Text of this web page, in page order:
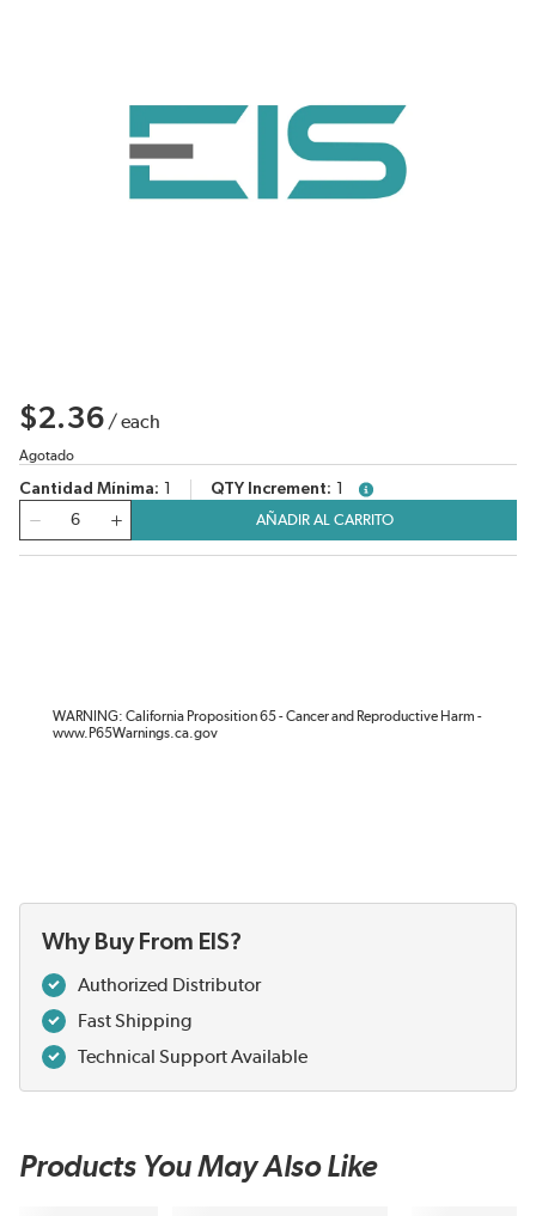
$2.36 /each
Agotado
Cantidad Mínima QTY Increment
more info
Cantidad
AÑADIR AL CARRITO
WARNING: California Proposition 65 - Cancer and Reproductive Harm -
www.P65Warnings.ca.gov
Why Buy From EIS?
Authorized Distributor
Fast Shipping
Technical Support Available
Products You May Also Like